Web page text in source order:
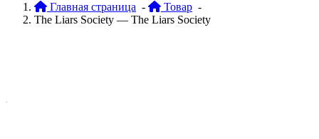
Главная страница - Товар -
The Liars Society — The Liars Society